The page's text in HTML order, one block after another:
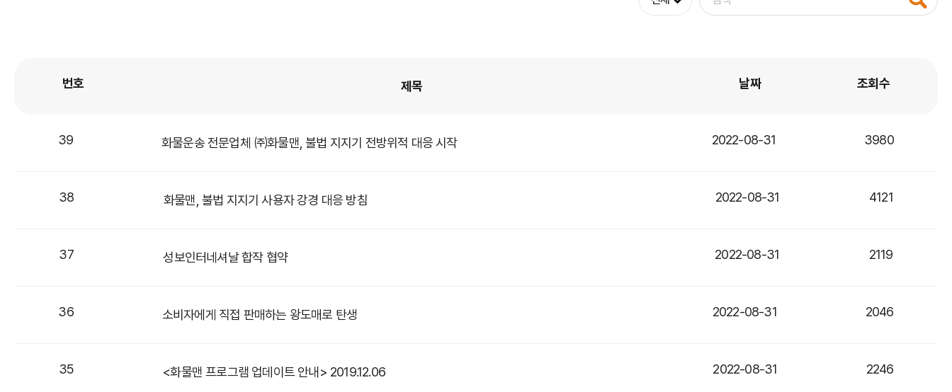
번호 제목 날짜 조회수
39 화물운송 전문업체 ㈜화물맨, 불법 지지기 전방위적 대응 시작 2022-08-31 3980
38 화물맨, 불법 지지기 사용자 강경 대응 방침 2022-08-31 4121
37 성보인터네셔날 합작 협약 2022-08-31 2119
36 소비자에게 직접 판매하는 왕도매로 탄생 2022-08-31 2046
35 <화물맨 프로그램 업데이트 안내> 2019.12.06 2022-08-31 2246